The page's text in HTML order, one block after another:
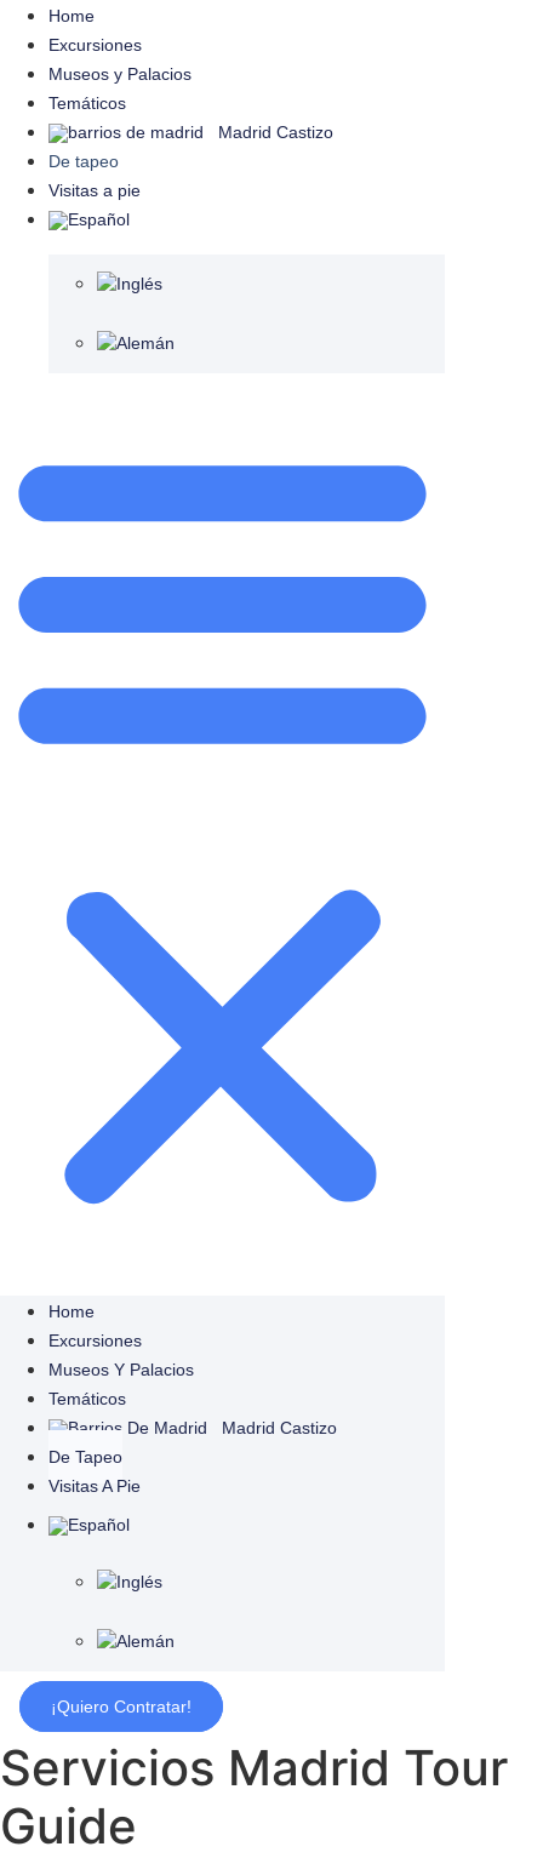
Home
Excursiones
Museos y Palacios
Temáticos
Madrid Castizo
De tapeo
Visitas a pie
Home
Excursiones
Museos Y Palacios
Temáticos
Madrid Castizo
De Tapeo
Visitas A Pie
¡Quiero Contratar!
Servicios Madrid Tour
Guide